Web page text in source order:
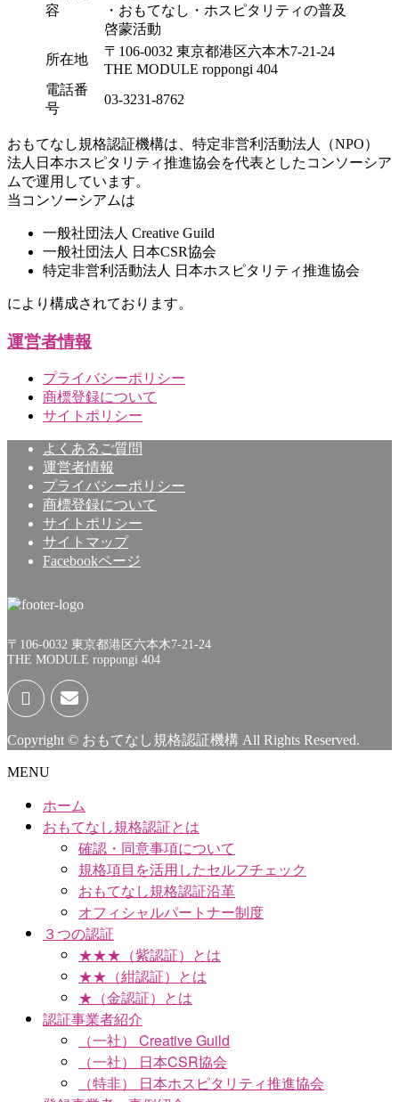
容
・おもてなし・ホスピタリティの普及
啓蒙活動
所在地
〒106-0032 東京都港区六本木7-21-24
THE MODULE roppongi 404
電話番
号
03-3231-8762
おもてなし規格認証機構は、特定非営利活動法人（NPO）
法人日本ホスピタリティ推進協会を代表としたコンソーシア
ムで運用しています。
当コンソーシアムは
一般社団法人 Creative Guild
一般社団法人 日本CSR協会
特定非営利活動法人 日本ホスピタリティ推進協会
により構成されております。
運営者情報
プライバシーポリシー
商標登録について
サイトポリシー
よくあるご質問
運営者情報
プライバシーポリシー
商標登録について
サイトポリシー
サイトマップ
Facebookページ
〒106-0032 東京都港区六本木7-21-24
THE MODULE roppongi 404
Copyright © おもてなし規格認証機構 All Rights Reserved.
MENU
ホーム
おもてなし規格認証とは
確認・同意事項について
規格項目を活用したセルフチェック
おもてなし規格認証沿革
オフィシャルパートナー制度
３つの認証
★★★（紫認証）とは
★★（紺認証）とは
★（金認証）とは
認証事業者紹介
（一社） Creative Guild
（一社） 日本CSR協会
（特非） 日本ホスピタリティ推進協会